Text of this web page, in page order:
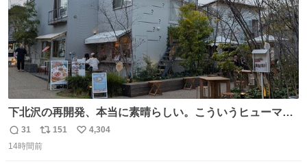
下北沢の再開発、本当に素晴らしい。こういうヒューマン
スケールの開発がいいんだよ。
返
信
31
リ
ポ
151
い
4,304
14時間前